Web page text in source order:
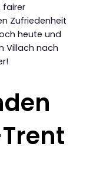
fairer
Zufriedenheit
heute und
Villach nach